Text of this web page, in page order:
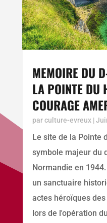
MEMOIRE DU
LA POINTE DU
COURAGE
parculture-evreux|
Le site de la Pointe
symbole majeur du
Normandie en
un sanctuaire
actes héroïques
lors de l'opération